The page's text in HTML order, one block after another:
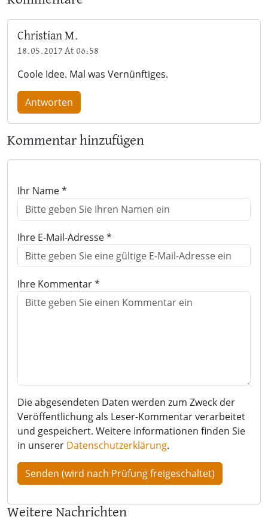
Christian M.
18.05.2017 At 06:58
Coole Idee. Mal was Vernünftiges.
Antworten
Kommentar hinzufügen
Ihr Name *
Ihre E-Mail-Adresse *
Ihre Kommentar *
Die abgesendeten Daten werden zum Zweck der
Veröffentlichung als Leser-Kommentar verarbeitet
und gespeichert. Weitere Informationen finden Sie
in unserer Datenschutzerklärung.
Weitere Nachrichten